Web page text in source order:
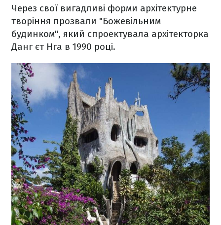
Через свої вигадливі форми архітектурне
творіння прозвали "Божевільним
будинком", який спроектувала архітекторка
Данг єт Нга в 1990 році.